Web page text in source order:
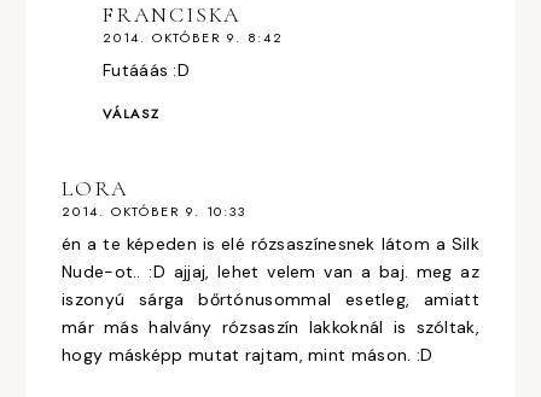
FRANCISKA
2014. OKTÓBER 9. 8:42
Futááás :D
VÁLASZ
LORA
2014. OKTÓBER 9. 10:33
én a te képeden is elé rózsaszínesnek látom a Silk
Nude-ot.. :D ajjaj, lehet velem van a baj. meg az
iszonyú sárga bőrtónusommal esetleg, amiatt
már más halvány rózsaszín lakkoknál is szóltak,
hogy másképp mutat rajtam, mint máson. :D